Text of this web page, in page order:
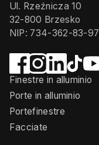
Ul. Rzeźnicza 10
32-800 Brzesko
NIP: 734-362-83-97
Finestre in alluminio
Porte in alluminio
Portefinestre
Facciate